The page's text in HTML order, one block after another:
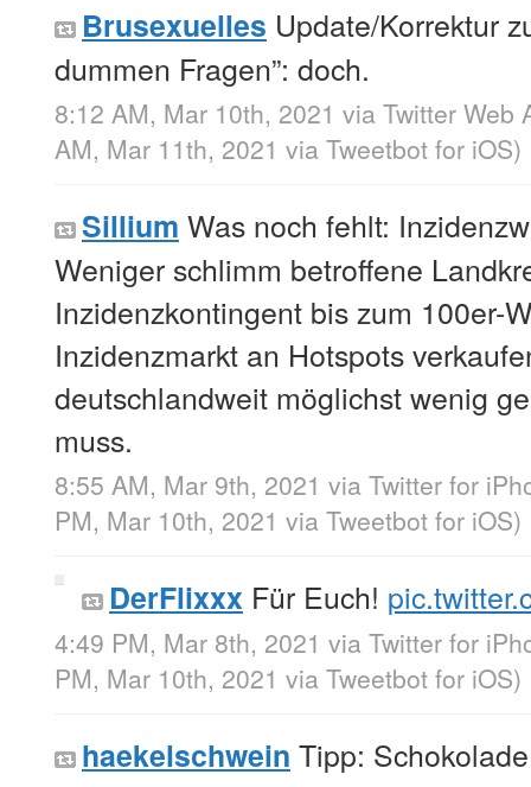
Brusexuelles Update/Korrektur
dummen Fragen”: doch.
8:12 AM, Mar 10th, 2021 via Twitter Web
AM, Mar 11th, 2021 via Tweetbot for iΟS)
Sillium Was noch fehlt:
Weniger schlimm betroffene
Inzidenzkontingent bis zum 100er-
Inzidenzmarkt an Hotspots
deutschlandweit möglichst wenig
muss.
8:55 AM, Mar 9th, 2021 via Twitter for
PM, Mar 10th, 2021 via Tweetbot for iΟS)
DerFlixxx Für Euch!
4:49 PM, Mar 8th, 2021 via Twitter for
PM, Mar 10th, 2021 via Tweetbot for iΟS)
haekelschwein Tipp: